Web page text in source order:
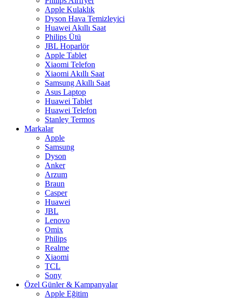
Apple Kulaklık
Dyson Hava Temizleyici
Huawei Akıllı Saat
Philips Ütü
JBL Hoparlör
Apple Tablet
Xiaomi Telefon
Xiaomi Akıllı Saat
Samsung Akıllı Saat
Asus Laptop
Huawei Tablet
Huawei Telefon
Stanley Termos
Markalar
Apple
Samsung
Dyson
Anker
Arzum
Braun
Casper
Huawei
JBL
Lenovo
Omix
Philips
Realme
Xiaomi
TCL
Sony
Özel Günler & Kampanyalar
Apple Eğitim